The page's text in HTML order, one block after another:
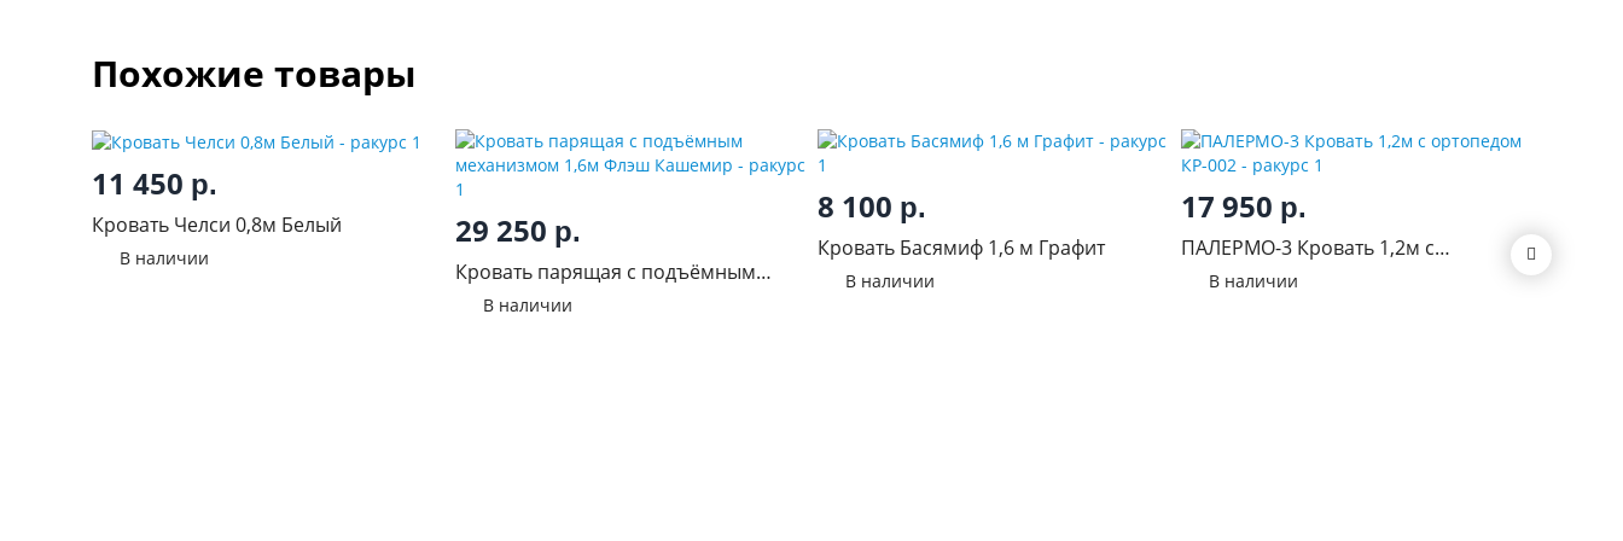
Похожие товары
11 450 р.
Кровать Челси 0,8м Белый
В наличии
29 250 р.
Кровать парящая с подъёмным
механизмом 1,6м Флэш Кашемир
В наличии
8 100 р.
Кровать Басямиф 1,6 м Графит
В наличии
17 950 р.
ПАЛЕРМО-3 Кровать 1,2м с
ортопедом КР-002
В наличии